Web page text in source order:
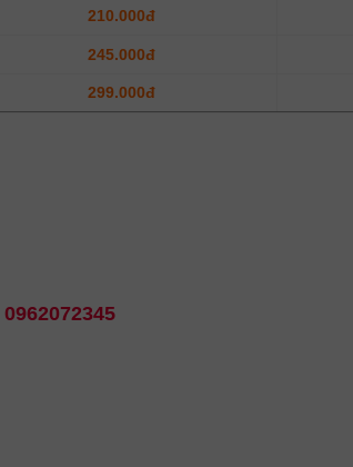
210.000đ
245.000đ
299.000đ
0962072345